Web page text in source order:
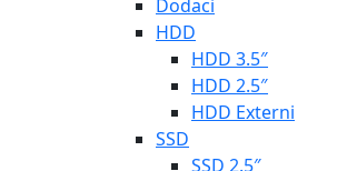
Dodaci
HDD
HDD 3.5″
HDD 2.5″
HDD Externi
SSD
SSD 2.5″